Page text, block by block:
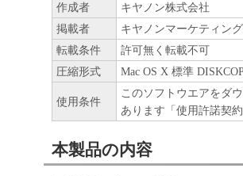
作成者
キヤノン株式会社
掲載者
キヤノンマーケティン
転載条件
許可無く転載不可
圧縮形式
Mac OS X 標準
使用条件
このソフトウエアをダ
あります「使用許諾契
本製品の内容